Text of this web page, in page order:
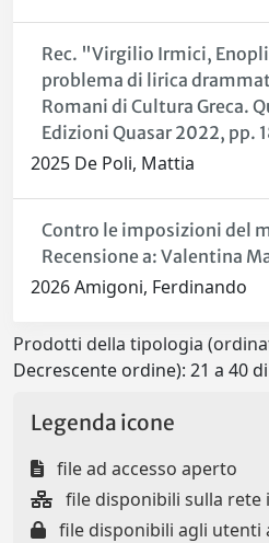
Rec. "Virgilio Irmici,
problema di lirica
Romani di Cultura Greca.
Edizioni Quasar 2022, pp.
2025 De Poli, Mattia
Contro le imposizioni del
Recensione a: Valentina
2026 Amigoni, Ferdinando
Prodotti della tipologia
Decrescente ordine): 21 a 40
Legenda icone
file ad accesso aperto
file disponibili sulla rete
file disponibili agli utenti